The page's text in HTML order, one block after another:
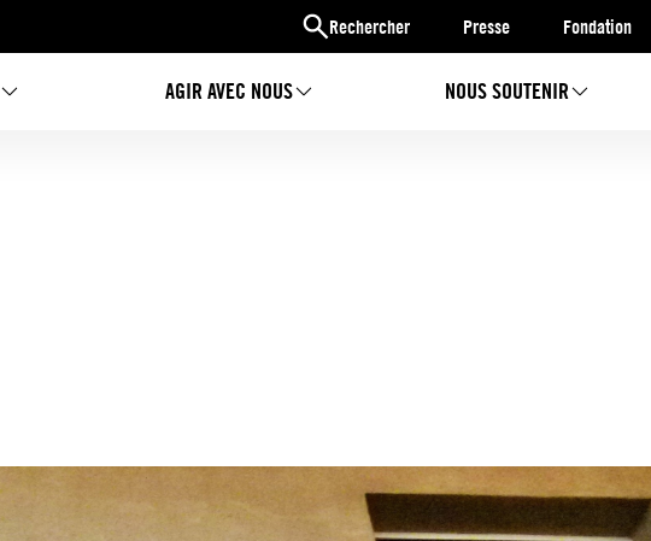
Rechercher Presse Fondation
AGIR AVEC NOUS NOUS SOUTENIR